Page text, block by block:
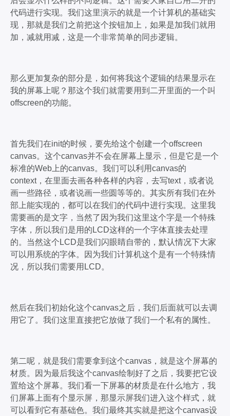
代码进行实现。我们这里演示的就是一个计算机的基础实
现，那就是我们之前把这个按钮加上，如果是加我们就用
加，减就用减，这是一个非常简单的同步逻辑。
那么更加复杂的部分是，如何将我这个逻辑的结果显示在
我的屏幕上呢？那这个我们就需要用到二开里面的一个叫
offscreen的功能。
首先我们在init的时候，要先给这个创建一个offscreen
canvas。这个canvas并不会在屏幕上显示，但是它是一个
标准的Web上的canvas。我们可以利用canvas的
context，在里面去画各种各样的内容，去写text，或者说
画一些路径，或者说画一些圆等等的。其实所有我们在外
部上能实现的，都可以在我们的代码中进行实现。这里我
需要画的是文字，当然了因为我们这里这个字是一个特殊
字体，所以我们是用的LCD这样的一个字体直接去处理
的。当然这个LCD是我们闪眼睛自带的，默认情况下大家
可以用系统的字体。因为我们计算机这个是有一个特殊情
况，所以我们需要用LCD。
然后在我们初始化这个canvas之后，我们后面就可以去调
用它了。我们这里直接把它放做了我们一个私有的属性。
第二呢，就是我们需要拿到这个canvas，就是这个屏幕的
材质。因为最后我这个canvas绘制好了之后，我要把它设
置给这个屏幕。我们看一下屏幕的材质是在什么地方，我
们屏幕上面有个显示屏，那显示屏我们进入这个样式，就
可以看到它有基础色。我们最终其实就是把这个canvas设